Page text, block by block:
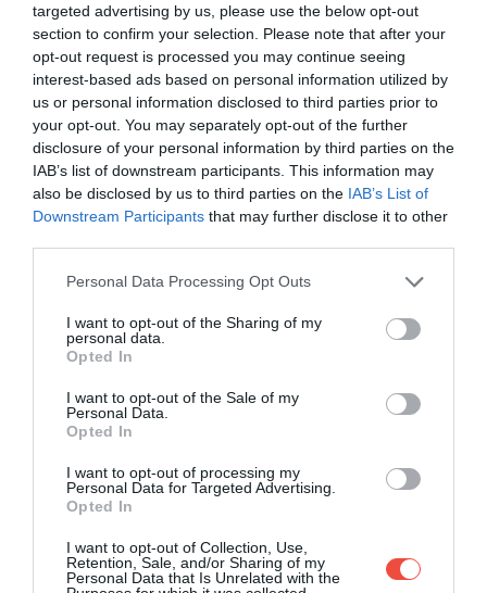
targeted advertising by us, please use the below opt-out
section to confirm your selection. Please note that after your
opt-out request is processed you may continue seeing
interest-based ads based on personal information utilized by
us or personal information disclosed to third parties prior to
your opt-out. You may separately opt-out of the further
disclosure of your personal information by third parties on the
IAB’s list of downstream participants. This information may
also be disclosed by us to third parties on the IAB’s List of
Downstream Participants that may further disclose it to other
Please note that this website/app uses one or more Google
not limited to your visit or usage behaviour. You may click to
grant or deny consent to Google and its third-party tags to
use your data for below specified purposes in below Google
consent section.
Personal Data Processing Opt Outs
I want to opt-out of the Sharing of my
personal data.
Opted In
I want to opt-out of the Sale of my
Personal Data.
Opted In
I want to opt-out of processing my
Personal Data for Targeted Advertising.
Opted In
I want to opt-out of Collection, Use,
Retention, Sale, and/or Sharing of my
Personal Data that Is Unrelated with the
Biserica cu trei nave, carepoartă semnele
distinctive ale goticii ardelene,a fost locația
numeroaselor evenimente istorice: zidurile sale au
fost martore la alegerea mai multor principi ai
Transilvaniei.
De-a lungul timpului, a fost folosită și de luterani,
calviniști și unitarieni, dar din 1716 aparține din nou
Renovarea completă a bisericii a început în august
reconstrucție majoră a clădirii a avut loc între 1956 și
1964. Lucrările, planificate inițial pe trei ani, au fost
epidemiei. Scopul principal al renovării a fost
conservarea, astfel că muncitorii au lucrat sub
supravegherea constantă a experților care
, pe
lângă pagubele cauzate de trecerea timpului,
trebuit să se ocupe și de greșelile renovărilor
anterioare. Cu toate acestea, pereții re-tencuiți și
iluminarea modernă dezvăluie și detalii ale clădirii